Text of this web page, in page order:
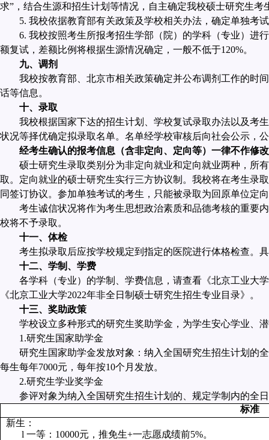
求”，结合生源和招生计划等情况，自主确定我校硕士研究生考
5. 我校依据教育部有关政策及学校相关办法，确定单独考
6. 我校按照考生所报考招生学部（院）的学科（专业）进
额复试，差额比例将根据生源情况确定，一般不低于120%。
九、调剂
我校按教育部、北京市相关政策确定并公布调剂工作的时
话等信息。
十、录取
我校根据国家下达的招生计划、学校复试录取办法以及考
状况等择优确定拟录取名单。名单经学校审核后向社会公示，
经考生确认的报考信息（含非定向、定向等）一律不作修
硕士研究生录取类别分为非定向就业和定向就业两种，所
取。定向就业的硕士研究生实行三方协议制。我校将在考生录
同签订协议。参加单独考试的考生，只能被录取为回原单位定
考生诚信状况将作为考生思想政治素质和品德考核的重要
校将不予录取。
十一、体检
考生拟录取后应按学校规定到指定的医院进行体格检查。
十二、学制、学费
各学科（专业）的学制、学费信息，请查看《北京工业大学
《北京工业大学2022年非全日制硕士研究生招生专业目录》。
十三、奖助政策
学校设立多种形式的研究生奖助学金，为学生安心学业、
1.研究生国家助学金
研究生国家助学金发放对象：纳入全国研究生招生计划的
每生每年7000元，每年按10个月发放。
2.研究生学业奖学金
参评对象为纳入全国研究生招生计划的、规定学制内的全
标准
新生：
l 一等： 10000元，推免生+一志愿成绩前5%。